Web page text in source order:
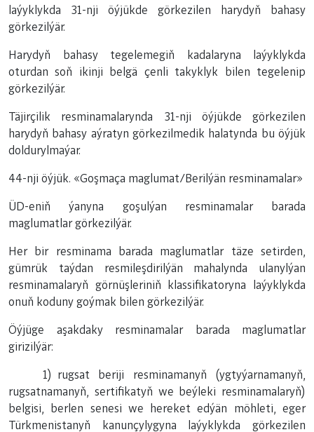
laýyklykda 31-nji öýjükde görkezilen harydyň bahasy
görkezilýär.
Harydyň bahasy tegelemegiň kadalaryna laýyklykda
oturdan soň ikinji belgä çenli takyklyk bilen tegelenip
görkezilýär.
Täjirçilik resminamalarynda 31-nji öýjükde görkezilen
harydyň bahasy aýratyn görkezilmedik halatynda bu öýjük
doldurylmaýar.
44-nji öýjük. «Goşmaça maglumat/Berilýän resminamalar»
ÜD-eniň ýanyna goşulýan resminamalar barada
maglumatlar görkezilýär.
Her bir resminama barada maglumatlar täze setirden,
gümrük taýdan resmileşdirilýän mahalynda ulanylýan
resminamalaryň görnüşleriniň klassifikatoryna laýyklykda
onuň koduny goýmak bilen görkezilýär.
Öýjüge aşakdaky resminamalar barada maglumatlar
girizilýär:
1) rugsat beriji resminamanyň (ygtyýarnamanyň,
rugsatnamanyň, sertifikatyň we beýleki resminamalaryň)
belgisi, berlen senesi we hereket edýän möhleti, eger
Türkmenistanyň kanunçylygyna laýyklykda görkezilen